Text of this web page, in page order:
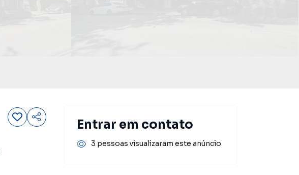
Entrar em contato
3 pessoas visualizaram este anúncio